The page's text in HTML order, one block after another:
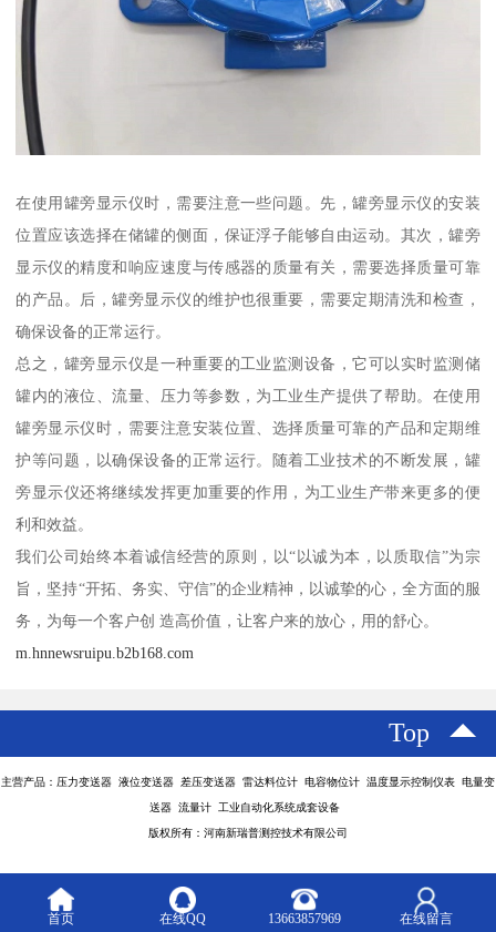
在使用罐旁显示仪时，需要注意一些问题。先，罐旁显示仪的安装
位置应该选择在储罐的侧面，保证浮子能够自由运动。其次，罐旁
显示仪的精度和响应速度与传感器的质量有关，需要选择质量可靠
的产品。后，罐旁显示仪的维护也很重要，需要定期清洗和检查，
确保设备的正常运行。
总之，罐旁显示仪是一种重要的工业监测设备，它可以实时监测储
罐内的液位、流量、压力等参数，为工业生产提供了帮助。在使用
罐旁显示仪时，需要注意安装位置、选择质量可靠的产品和定期维
护等问题，以确保设备的正常运行。随着工业技术的不断发展，罐
旁显示仪还将继续发挥更加重要的作用，为工业生产带来更多的便
利和效益。
我们公司始终本着诚信经营的原则，以“以诚为本，以质取信”为宗
旨，坚持“开拓、务实、守信”的企业精神，以诚挚的心，全方面的服
务，为每一个客户创 造高价值，让客户来的放心，用的舒心。
m.hnnewsruipu.b2b168.com
Top
主营产品：压力变送器 液位变送器 差压变送器 雷达料位计 电容物位计 温度显示控制仪表 电量变
送器 流量计 工业自动化系统成套设备
版权所有：河南新瑞普测控技术有限公司
首页 在线QQ 13663857969 在线留言